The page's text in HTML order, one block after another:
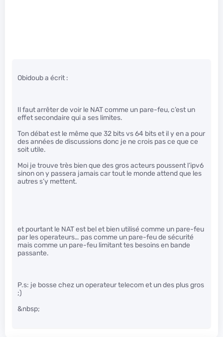
Obidoub a écrit :
Il faut arrêter de voir le NAT comme un pare-feu, c’est un
effet secondaire qui a ses limites.
Ton débat est le même que 32 bits vs 64 bits et il y en a pour
des années de discussions donc je ne crois pas ce que ce
soit utile.
Moi je trouve très bien que des gros acteurs poussent l’ipv6
sinon on y passera jamais car tout le monde attend que les
autres s’y mettent.
et pourtant le NAT est bel et bien utilisé comme un pare-feu
par les operateurs… pas comme un pare-feu de sécurité
mais comme un pare-feu limitant tes besoins en bande
passante.
P.s: je bosse chez un operateur telecom et un des plus gros
;)
&nbsp;